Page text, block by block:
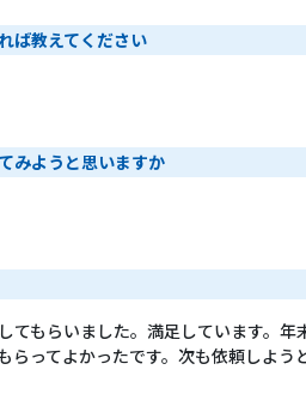
ば教えてください
みようと思いますか
てもらいました。満足しています。年
らってよかったです。次も依頼しよう